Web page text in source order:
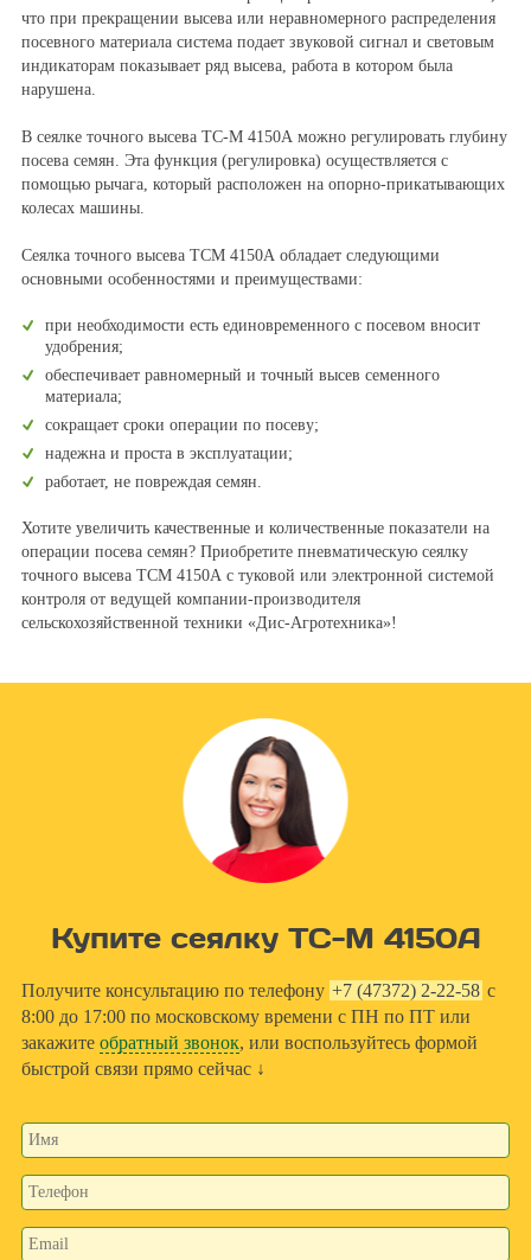
что при прекращении высева или неравномерного распределения
посевного материала система подает звуковой сигнал и световым
индикаторам показывает ряд высева, работа в котором была
нарушена.
В сеялке точного высева ТС-М 4150А можно регулировать глубину
посева семян. Эта функция (регулировка) осуществляется с
помощью рычага, который расположен на опорно-прикатывающих
колесах машины.
Сеялка точного высева ТСМ 4150А обладает следующими
основными особенностями и преимуществами:
при необходимости есть единовременного с посевом вносит
удобрения;
обеспечивает равномерный и точный высев семенного
материала;
сокращает сроки операции по посеву;
надежна и проста в эксплуатации;
работает, не повреждая семян.
Хотите увеличить качественные и количественные показатели на
операции посева семян? Приобретите пневматическую сеялку
точного высева ТСМ 4150А с туковой или электронной системой
контроля от ведущей компании-производителя
сельскохозяйственной техники «Дис-Агротехника»!
Купите сеялку ТС-М 4150А
Получите консультацию по телефону +7 (47372) 2-22-58 с
8:00 до 17:00 по московскому времени с ПН по ПТ или
закажите обратный звонок, или воспользуйтесь формой
быстрой связи прямо сейчас ↓